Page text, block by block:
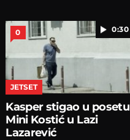
0:30
0
JETSET
Kasper stigao u posetu
Mini Kostić u Lazi
Lazarević